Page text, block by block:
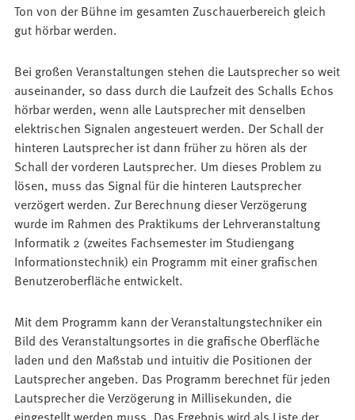
Ton von der Bühne im gesamten Zuschauerbereich gleich
gut hörbar werden.
Bei großen Veranstaltungen stehen die Lautsprecher so weit
auseinander, so dass durch die Laufzeit des Schalls Echos
hörbar werden, wenn alle Lautsprecher mit denselben
elektrischen Signalen angesteuert werden. Der Schall der
hinteren Lautsprecher ist dann früher zu hören als der
Schall der vorderen Lautsprecher. Um dieses Problem zu
lösen, muss das Signal für die hinteren Lautsprecher
verzögert werden. Zur Berechnung dieser Verzögerung
wurde im Rahmen des Praktikums der Lehrveranstaltung
Informatik 2 (zweites Fachsemester im Studiengang
Informationstechnik) ein Programm mit einer grafischen
Benutzeroberfläche entwickelt.
Mit dem Programm kann der Veranstaltungstechniker ein
Bild des Veranstaltungsortes in die grafische Oberfläche
laden und den Maßstab und intuitiv die Positionen der
Lautsprecher angeben. Das Programm berechnet für jeden
Lautsprecher die Verzögerung in Millisekunden, die
eingestellt werden muss. Das Ergebnis wird als Liste der